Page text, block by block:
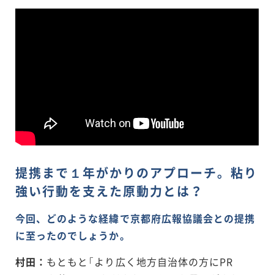
提携まで１年がかりのアプローチ。粘り
強い行動を支えた原動力とは？
今回、どのような経緯で京都府広報協議会との提携
に至ったのでしょうか。
村田： もともと「より広く地方自治体の方にPR